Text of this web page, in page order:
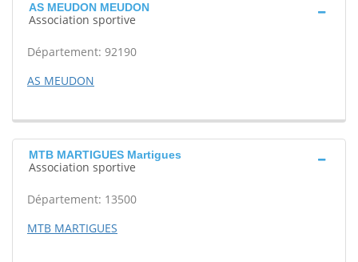
AS MEUDON MEUDON
Association sportive
Département: 92190
AS MEUDON
MTB MARTIGUES Martigues
Association sportive
Département: 13500
MTB MARTIGUES